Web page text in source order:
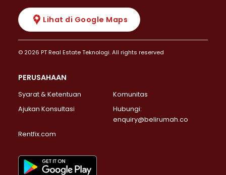
Lihat di Google Maps
© 2026 PT Real Estate Teknologi. All rights reserved
PERUSAHAAN
Syarat & Ketentuan
Komunitas
Ajukan Konsultasi
Hubungi:
enquiry@belirumah.co
Rentfix.com